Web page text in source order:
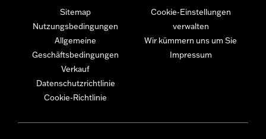
Sitemap
Nutzungsbedingungen
Allgemeine
Geschäftsbedingungen
Verkauf
Datenschutzrichtlinie
Cookie-Richtlinie
Cookie-Einstellungen
verwalten
Wir kümmern uns um Sie
Impressum